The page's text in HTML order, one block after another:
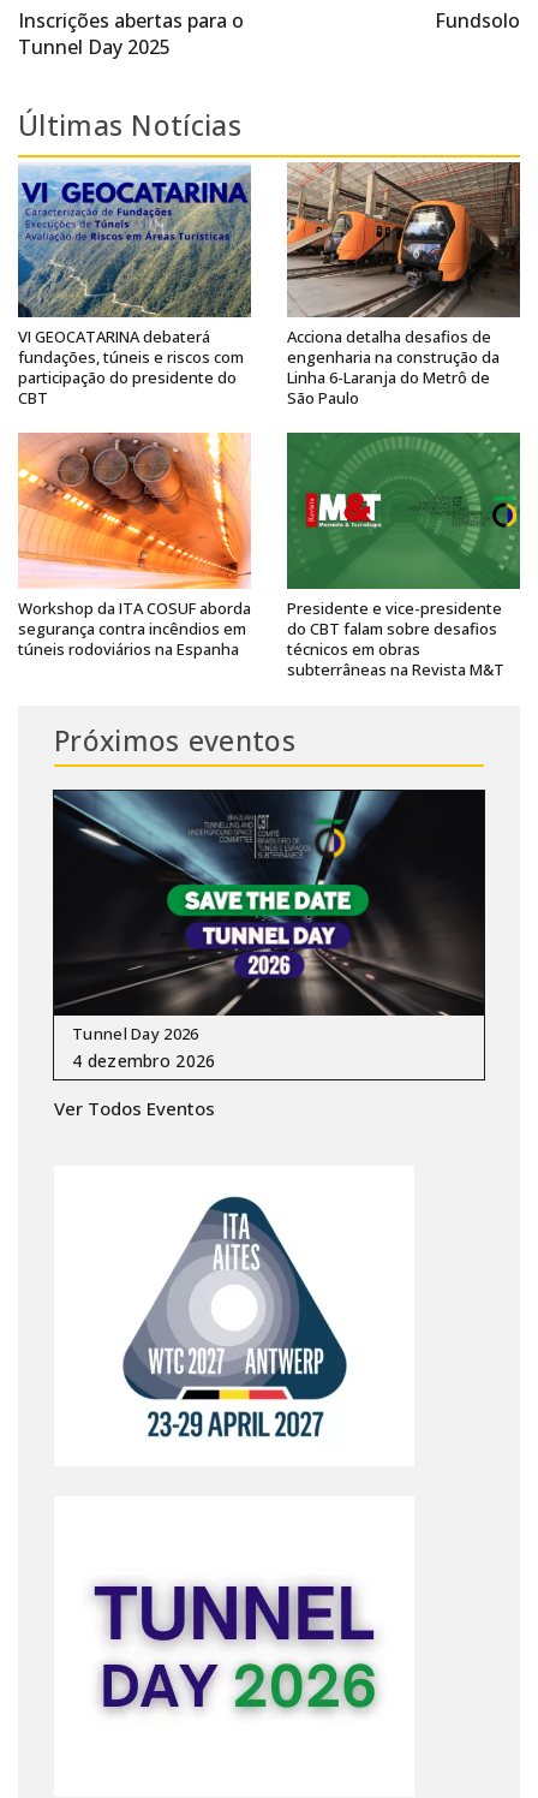
Inscrições abertas para o
Tunnel Day 2025
Fundsolo
Últimas Notícias
VI GEOCATARINA debaterá
fundações, túneis e riscos com
participação do presidente do
CBT
Acciona detalha desafios de
engenharia na construção da
Linha 6-Laranja do Metrô de
São Paulo
Workshop da ITA COSUF aborda
segurança contra incêndios em
túneis rodoviários na Espanha
Presidente e vice-presidente
do CBT falam sobre desafios
técnicos em obras
subterrâneas na Revista M&T
Próximos eventos
Tunnel Day 2026
Ver Todos Eventos